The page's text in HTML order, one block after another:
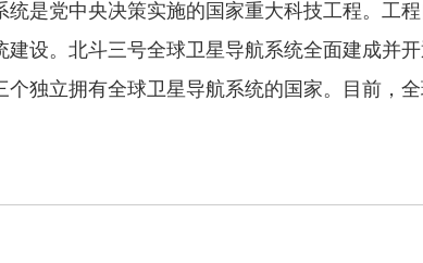
党中央决策实施的国家重大科技工程。工
建设。北斗三号全球卫星导航系统全面建成并
个独立拥有全球卫星导航系统的国家。目前，